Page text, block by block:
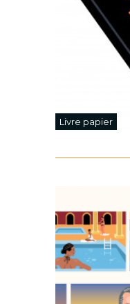
Livre papier